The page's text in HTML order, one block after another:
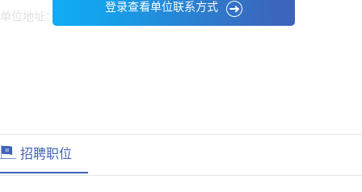
登录查看单位联系方式
单位地址：
招聘职位